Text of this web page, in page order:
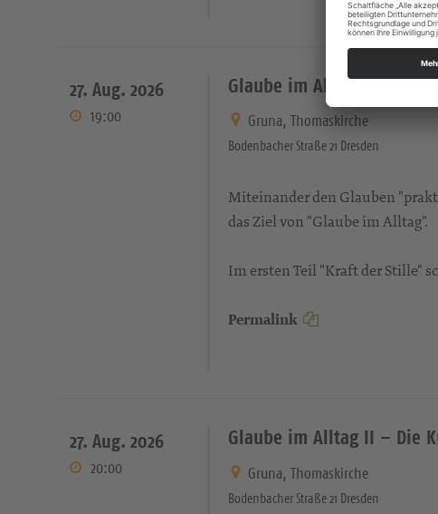
27. Aug. 2026
19:00
Glaube im Alltag I – Die
Gruna, Thomaskirche
Bodenbacher Straße 21 Dresden
Miteinander den Glauben
das Ziel von "Glaube im Alltag".
Im ersten Teil "Kraft der Stille"
Permalink
27. Aug. 2026
20:00
Glaube im Alltag II – Die
Gruna, Thomaskirche
Bodenbacher Straße 21 Dresden